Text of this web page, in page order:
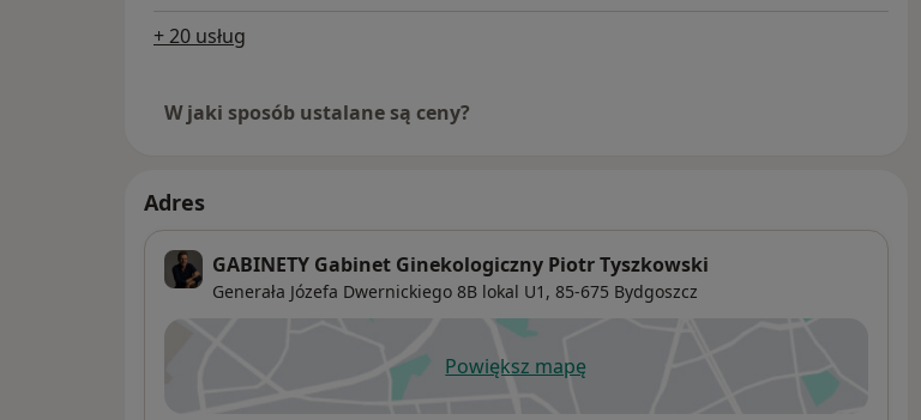
+ 20 usług
W jaki sposób ustalane są ceny?
Adres
GABINETY Gabinet Ginekologiczny Piotr Tyszkowski
Generała Józefa Dwernickiego 8B lokal U1, 85-675 Bydgoszcz
Powiększ mapęotwiera się w nowej karcie